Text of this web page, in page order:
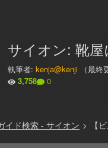
サイオン: 靴
執筆者: kenja@kenji （最終
3,758
0
イド検索 - サイオン > 【